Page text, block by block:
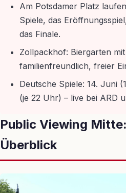
Am Potsdamer Platz
Spiele, das
das Finale.
Zollpackhof: Biergarten
familienfreundlich, freier
Deutsche Spiele: 14. Juni
(je 22 Uhr) – live bei ARD
Public Viewing
Überblick